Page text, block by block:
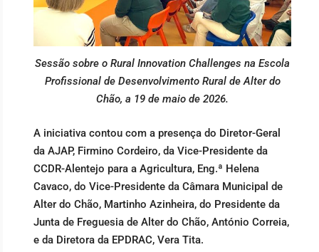
Sessão sobre o Rural Innovation Challenges na Escola
Profissional de Desenvolvimento Rural de Alter do
Chão, a 19 de maio de 2026.
A iniciativa contou com a presença do Diretor-Geral
da AJAP, Firmino Cordeiro, da Vice-Presidente da
CCDR-Alentejo para a Agricultura, Eng.ª Helena
Cavaco, do Vice-Presidente da Câmara Municipal de
Alter do Chão, Martinho Azinheira, do Presidente da
Junta de Freguesia de Alter do Chão, António Correia,
e da Diretora da EPDRAC, Vera Tita.